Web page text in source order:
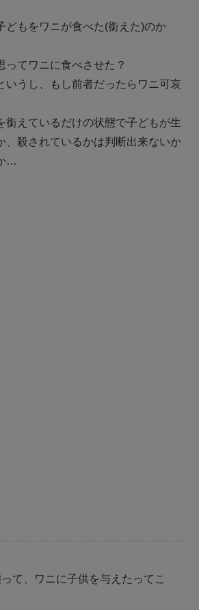
どもをワニが食べた(銜えた)のか
ってワニに食べさせた？
いうし、もし前者だったらワニ可哀
銜えているだけの状態で子どもが生
、殺されているかは判断出来ないか
…
て、ワニに子供を与えたってこ